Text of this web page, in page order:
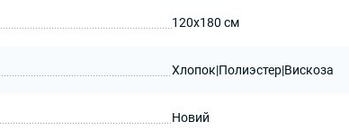
120x180 см
Хлопок|Полиэстер|Вискоза
Новий